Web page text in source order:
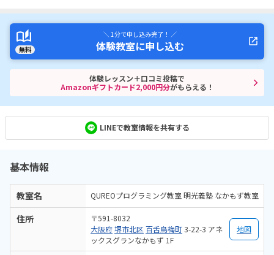
無料
＼ 1分で申し込み完了！ ／
体験教室に申し込む
体験レッスン＋口コミ投稿で
Amazonギフトカード2,000円分がもらえる！
LINEで教室情報を共有する
基本情報
教室名 QUREOプログラミング教室 明光義塾 なかもず教室
住所
〒591-8032
大阪府堺市北区 百舌鳥梅町3-22-3 アネ
ックスグランなかもず 1F
地図